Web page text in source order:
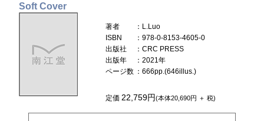
Soft Cover
著者
：L.Luo
ISBN
：978-0-8153-4605-0
出版社
：CRC PRESS
出版年
：2021年
ページ数 ：666pp.(646illus.)
定価22,759円(本体20,690円 ＋ 税)